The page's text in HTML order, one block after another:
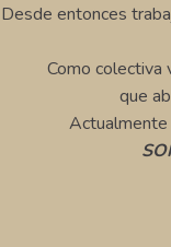
Desde entonces
Como colectiva
que
Actualmente